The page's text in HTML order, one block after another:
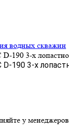
водных скважин
190 3-х
190 3-х
у менеджеров